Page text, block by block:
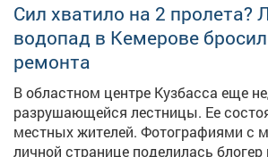
Сил хватило на 2 пролета?
водопад в Кемерове
ремонта
В областном центре Кузбасса еще
разрушающейся лестницы. Ее
местных жителей. Фотографиями с места на своей
личной странице поделилась